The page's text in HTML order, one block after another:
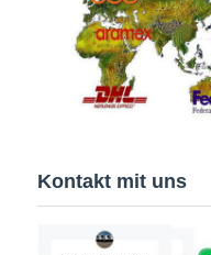
Kontakt mit uns